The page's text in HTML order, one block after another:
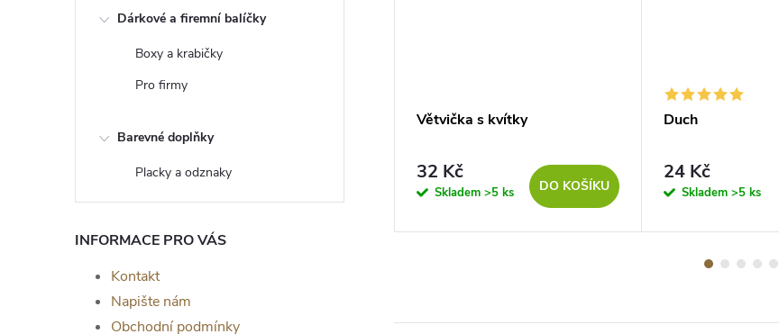
Dárkové a firemní balíčky
Boxy a krabičky
Pro firmy
Barevné doplňky
Placky a odznaky
INFORMACE PRO VÁS
Kontakt
Napište nám
Obchodní podmínky
12 Kč
Větvička s kvítky
32 Kč
Skladem >5 ks DO KOŠÍKU
Duch
24 Kč
Skladem >5 ks